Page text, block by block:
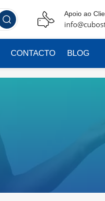
Apoio ao
CONTACTO BLOG